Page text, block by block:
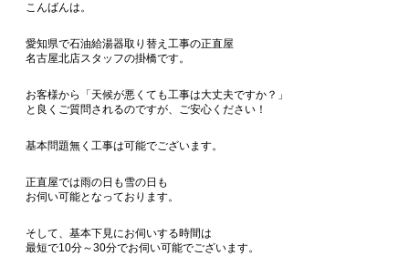
こんばんは。
愛知県で石油給湯器取り替え工事の正直屋
名古屋北店スタッフの掛橋です。
お客様から「天候が悪くても工事は大丈夫ですか？」
と良くご質問されるのですが、ご安心ください！
基本問題無く工事は可能でございます。
正直屋では雨の日も雪の日も
お伺い可能となっております。
そして、基本下見にお伺いする時間は
最短で10分～30分でお伺い可能でございます。